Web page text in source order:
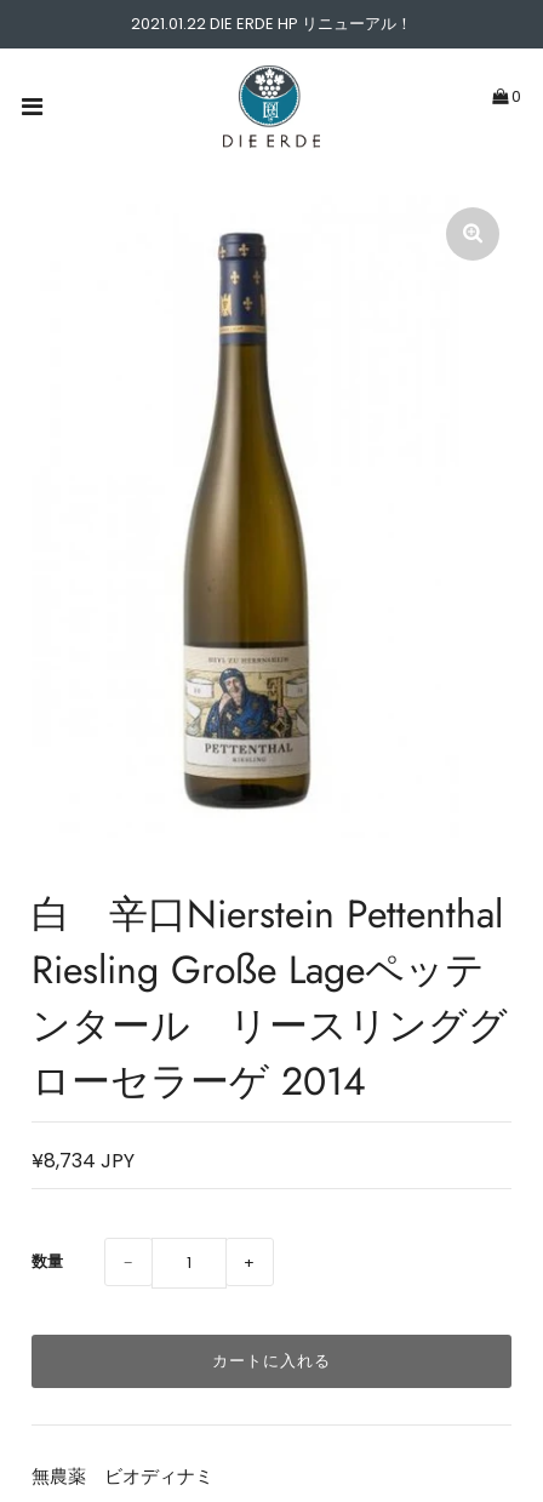
ABOUT
2021.01.22 DIE ERDE HP リニューアル！
0
白 辛口Nierstein Pettenthal
Riesling Große Lageペッテ
ンタール リースリンググ
ローセラーゲ 2014
¥8,734 JPY
数量 − +
無農薬 ビオディナミ